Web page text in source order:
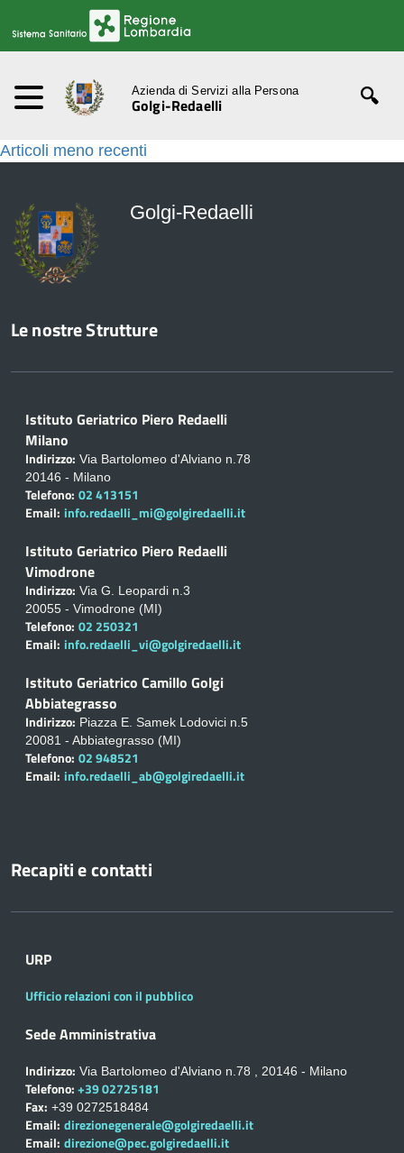
Azienda di Servizi alla Persona
Golgi-Redaelli
Navigazione
Articoli meno recenti
Golgi-Redaelli
Le nostre Strutture
Istituto Geriatrico Piero Redaelli
Milano
Indirizzo: Via Bartolomeo d'Alviano n.78
20146 - Milano
Telefono: 02 413151
Email: info.redaelli_mi@golgiredaelli.it
Istituto Geriatrico Piero Redaelli
Vimodrone
Indirizzo: Via G. Leopardi n.3
20055 - Vimodrone (MI)
Telefono: 02 250321
Email: info.redaelli_vi@golgiredaelli.it
Istituto Geriatrico Camillo Golgi
Abbiategrasso
Indirizzo: Piazza E. Samek Lodovici n.5
20081 - Abbiategrasso (MI)
Telefono: 02 948521
Email: info.redaelli_ab@golgiredaelli.it
Recapiti e contatti
URP
Ufficio relazioni con il pubblico
Sede Amministrativa
Indirizzo: Via Bartolomeo d'Alviano n.78 , 20146 - Milano
Telefono:+39 02725181
Fax: +39 0272518484
Email: direzionegenerale@golgiredaelli.it
Email: direzione@pec.golgiredaelli.it